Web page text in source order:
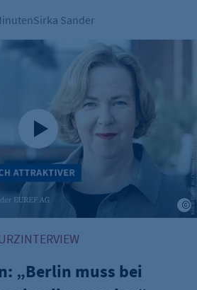
Sirka Sander
muss bei Genehmigungen
„Berlin muss bei